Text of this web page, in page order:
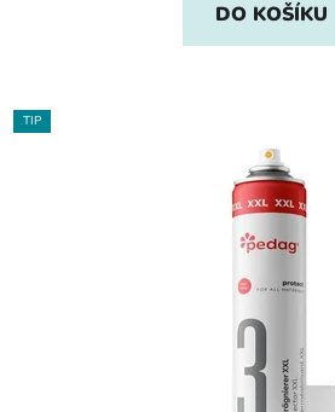
DO KOŠÍKU
TIP